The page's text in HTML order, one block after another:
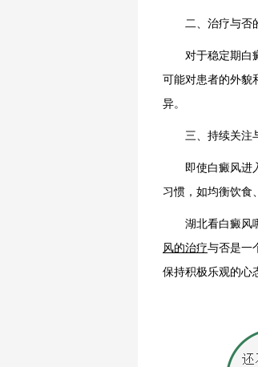
二、治疗与否
对于稳定期白癜
可能对患者的外貌
异。
三、持续关注
即使白癜风进入
习惯，如均衡饮食
湖北看白癜风哪
风的治疗与否是一
保持积极乐观的心